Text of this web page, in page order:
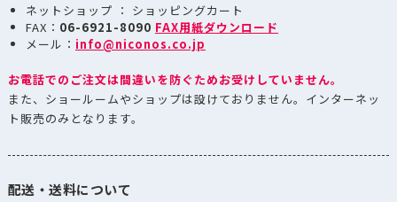
ネットショップ ： ショッピングカート
FAX： 06-6921-8090 FAX用紙ダウンロード
メール： info@niconos.co.jp
お電話でのご注文は間違いを防ぐためお受けしていません。
また、ショールームやショップは設けておりません。インターネッ
ト販売のみとなります。
配送・送料について